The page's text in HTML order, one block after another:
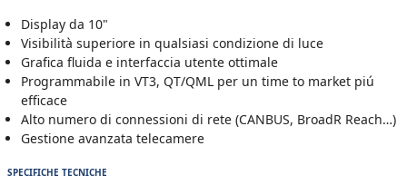
Display da 10"
Visibilità superiore in qualsiasi condizione di luce
Grafica fluida e interfaccia utente ottimale
Programmabile in VT3, QT/QML per un time to market piú
efficace
Alto numero di connessioni di rete (CANBUS, BroadR Reach…)
Gestione avanzata telecamere
SPECIFICHE TECNICHE